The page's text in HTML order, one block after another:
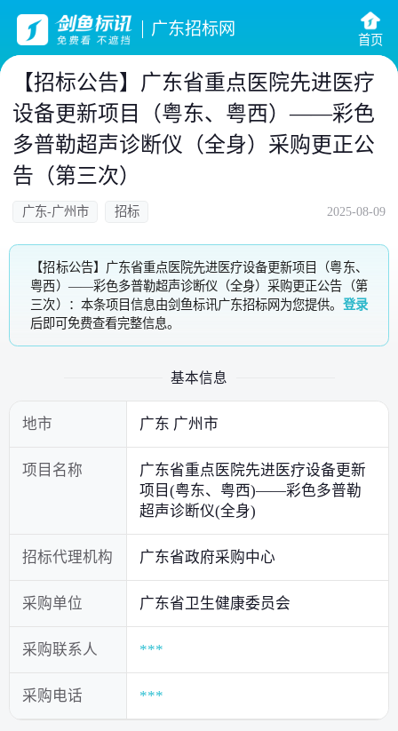
广东招标网
首页
【招标公告】广东省重点医院先进医疗
设备更新项目（粤东、粤西）——彩色
多普勒超声诊断仪（全身）采购更正公
告（第三次）
广东-广州市 招标 2025-08-09
【招标公告】广东省重点医院先进医疗设备更新项目（粤东、
粤西）——彩色多普勒超声诊断仪（全身）采购更正公告（第
三次）：本条项目信息由剑鱼标讯广东招标网为您提供。 登录
后即可免费查看完整信息。
基本信息
地市 广东 广州市
项目名称
广东省重点医院先进医疗设备更新
项目(粤东、粤西)——彩色多普勒
超声诊断仪(全身)
招标代理机构 广东省政府采购中心
采购单位 广东省卫生健康委员会
采购联系人 ***
采购电话 ***